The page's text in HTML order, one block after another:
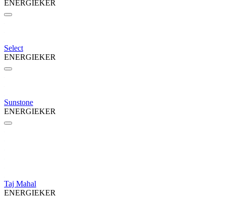
ENERGIEKER
Select
ENERGIEKER
Sunstone
ENERGIEKER
Taj Mahal
ENERGIEKER